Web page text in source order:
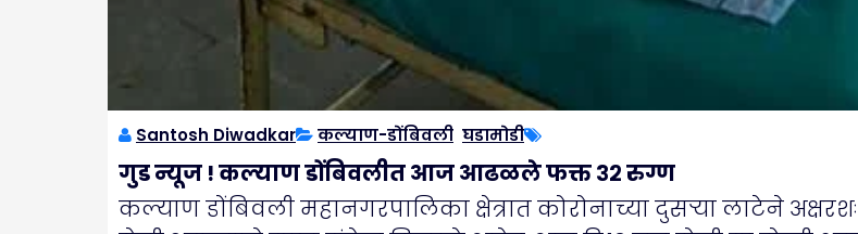
Santosh Diwadkar कल्याण-डोंबिवली घडामोडी
गुड न्यूज ! कल्याण डोंबिवलीत आज आढळले फक्त ३२ रुग्ण
कल्याण डोंबिवली महानगरपालिका क्षेत्रात कोरोनाच्या दुसऱ्या लाटेने